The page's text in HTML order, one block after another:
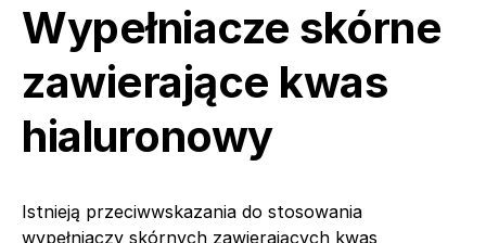
Wypełniacze skórne
zawierające kwas
hialuronowy
Istnieją przeciwwskazania do stosowania
wypełniaczy skórnych zawierających kwas